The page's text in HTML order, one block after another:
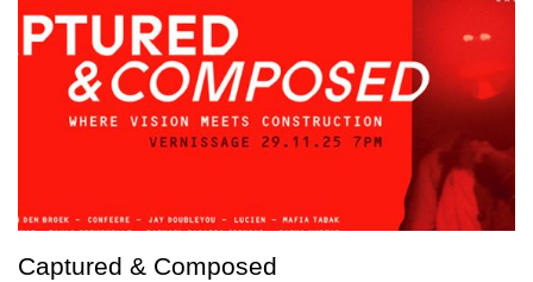
Captured & Composed